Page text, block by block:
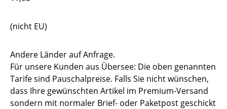
(nicht EU)
Andere Länder auf Anfrage.
Für unsere Kunden aus Übersee: Die oben genannten
Tarife sind Pauschalpreise. Falls Sie nicht wünschen,
dass Ihre gewünschten Artikel im Premium-Versand
sondern mit normaler Brief- oder Paketpost geschickt